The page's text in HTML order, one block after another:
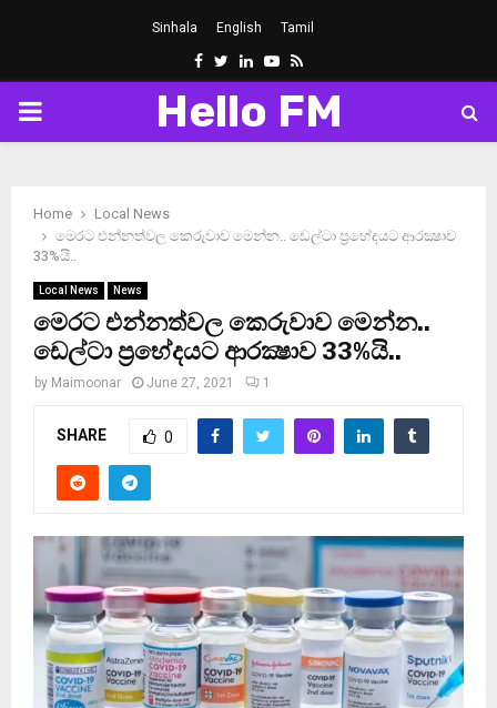
Sinhala English Tamil
Facebook
Twitter
LinkedinYoutube
Rss
PRIMARY
Hello FM
Home
Local News
මෙරට එන්නත්වල කෙරුවාව මෙන්න.. ඩෙල්ටා ප‍්‍රභේදයට ආරක්‍ෂාව
33%යි..
Local News News
මෙරට එන්නත්වල කෙරුවාව මෙන්න..
ඩෙල්ටා ප‍්‍රභේදයට ආරක්‍ෂාව 33%යි..
by Maimoonar June 27, 2021 1
SHARE 0